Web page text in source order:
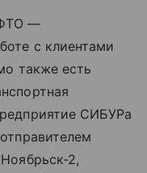
—
с клиентами
также есть
СИБУРа
2,